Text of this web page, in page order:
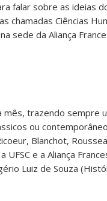
falar sobre as ideias
chamadas Ciências
sede da Aliança
trazendo sempre
ou
Blanchot,
e a Aliança
Luiz de Souza